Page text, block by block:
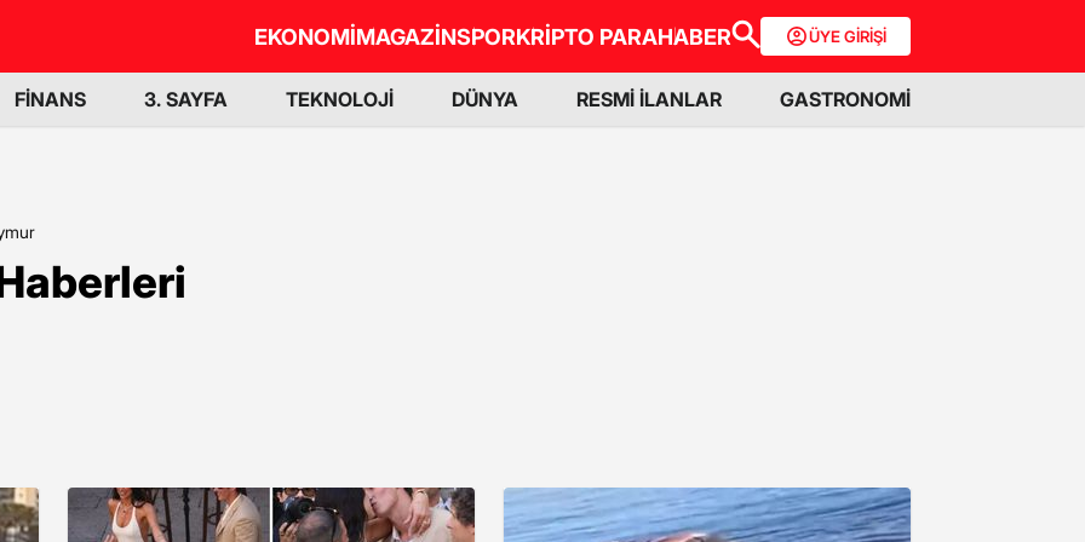
EKONOMİMAGAZİNSPORKRİPTO PARAHABER ÜYE GİRİŞİ
FİNANS 3. SAYFA TEKNOLOJİ DÜNYA RESMİ İLANLAR GASTRONOMİ